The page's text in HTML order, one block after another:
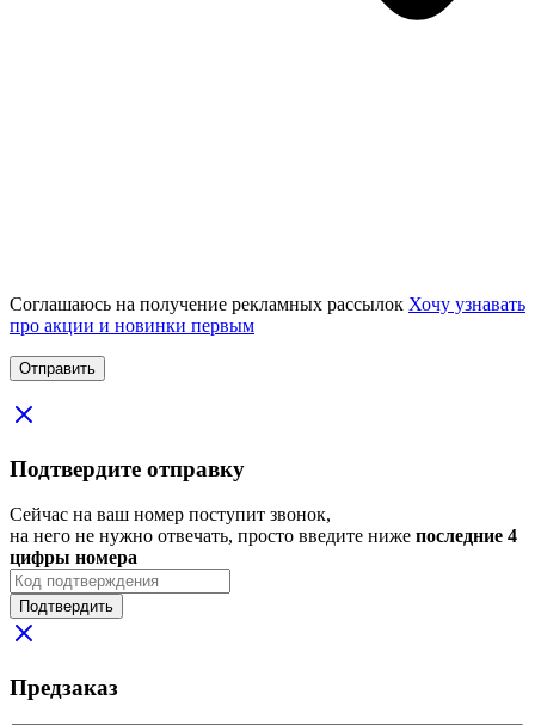
Соглашаюсь на получение рекламных рассылок Хочу узнавать
про акции и новинки первым
Подтвердите отправку
Сейчас на ваш номер поступит звонок,
на него не нужно отвечать, просто введите ниже последние 4
цифры номера
Подтвердить
Предзаказ